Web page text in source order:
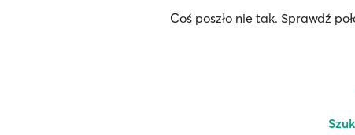
Coś poszło nie tak. Sprawdź